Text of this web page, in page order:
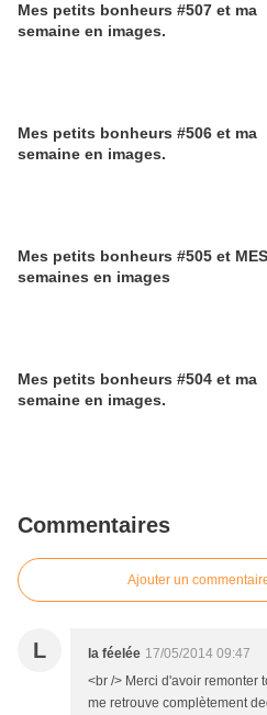
Mes petits bonheurs #507 et ma
semaine en images.
Mes petits bonheurs #506 et ma
semaine en images.
Mes petits bonheurs #505 et MES
semaines en images
Mes petits bonheurs #504 et ma
semaine en images.
Commentaires
Ajouter un
L la féelée 17/05/2014 09:47
<br /> Merci d'avoir remonter
me retrouve complètement